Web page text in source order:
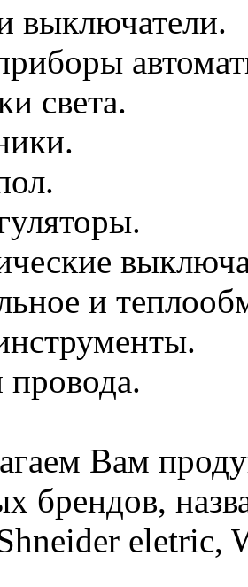
выключатели.
света.
и
Вам
брендов,
eletric,